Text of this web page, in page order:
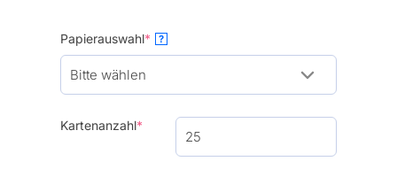
Papierauswahl*(required)
?
Kartenanzahl*(required)